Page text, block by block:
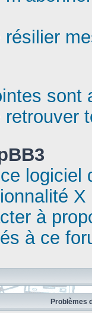
sont
logiciel
X
à
à ce
Problèmes